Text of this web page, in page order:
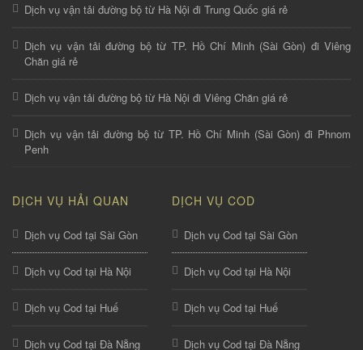
Dịch vụ vận tải đường bộ từ Hà Nội đi Trung Quốc giá rẻ
Dịch vụ vận tải đường bộ từ TP. Hồ Chí Minh (Sài Gòn) đi Viêng
Chăn giá rẻ
Dịch vụ vận tải đường bộ từ Hà Nội đi Viêng Chăn giá rẻ
Dịch vụ vận tải đường bộ từ TP. Hồ Chí Minh (Sài Gòn) đi Phnom
Penh
DỊCH VỤ HẢI QUAN
Dịch vụ Cod tại Sài Gòn
Dịch vụ Cod tại Hà Nội
Dịch vụ Cod tại Huế
Dịch vụ Cod tại Đà Nẵng
DỊCH VỤ COD
Dịch vụ Cod tại Sài Gòn
Dịch vụ Cod tại Hà Nội
Dịch vụ Cod tại Huế
Dịch vụ Cod tại Đà Nẵng